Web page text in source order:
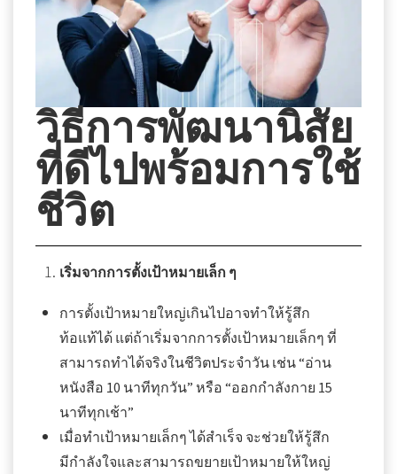
วิธีการพัฒนานิสัย
ที่ดีไปพร้อมการใช้
ชีวิต
เริ่มจากการตั้งเป้าหมายเล็ก ๆ
การตั้งเป้าหมายใหญ่เกินไปอาจทำให้รู้สึก
ท้อแท้ได้ แต่ถ้าเริ่มจากการตั้งเป้าหมายเล็กๆ ที่
สามารถทำได้จริงในชีวิตประจำวัน เช่น “อ่าน
หนังสือ 10 นาทีทุกวัน” หรือ “ออกกำลังกาย 15
นาทีทุกเช้า”
เมื่อทำเป้าหมายเล็กๆ ได้สำเร็จ จะช่วยให้รู้สึก
มีกำลังใจและสามารถขยายเป้าหมายให้ใหญ่